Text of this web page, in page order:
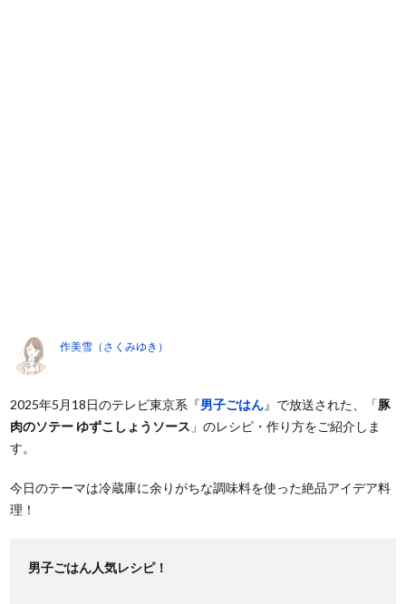
作美雪（さくみゆき）
2025年5月18日のテレビ東京系『男子ごはん』で放送された、「豚
肉のソテー ゆずこしょうソース 」のレシピ・作り方をご紹介しま
す。
今日のテーマは冷蔵庫に余りがちな調味料を使った絶品アイデア料
理！
男子ごはん人気レシピ！